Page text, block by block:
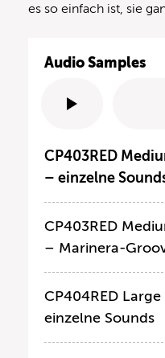
es so einfach ist, sie
Audio Samples
CP403RED
– einzelne
CP403RED
– Marinera-
CP404RED
einzelne Sounds